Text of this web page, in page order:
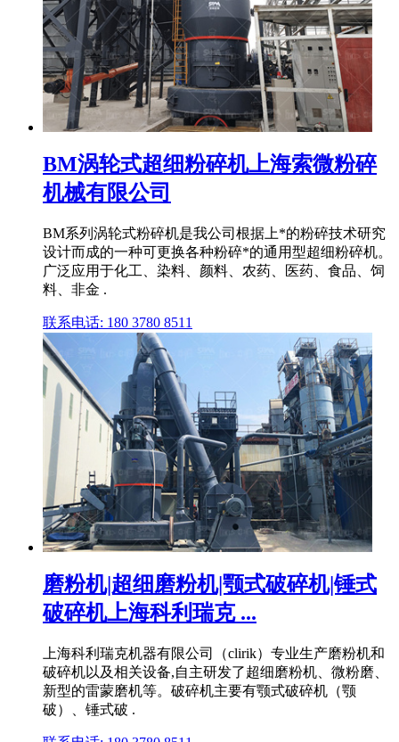
BM涡轮式超细粉碎机上海索微粉碎
机械有限公司
BM系列涡轮式粉碎机是我公司根据上*的粉碎技术研究
设计而成的一种可更换各种粉碎*的通用型超细粉碎机。
广泛应用于化工、染料、颜料、农药、医药、食品、饲
料、非金 .
联系电话: 180 3780 8511
磨粉机|超细磨粉机|颚式破碎机|锤式
破碎机上海科利瑞克 ...
上海科利瑞克机器有限公司（clirik）专业生产磨粉机和
破碎机以及相关设备,自主研发了超细磨粉机、微粉磨、
新型的雷蒙磨机等。破碎机主要有颚式破碎机（颚
破）、锤式破 .